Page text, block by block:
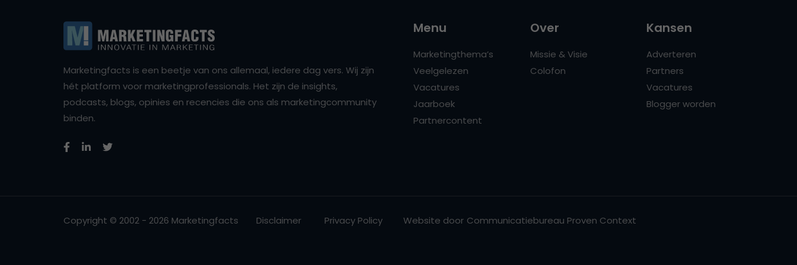
Marketingfacts is een beetje van ons allemaal, iedere dag vers. Wij zijn
hét platform voor marketingprofessionals. Het zijn de insights,
podcasts, blogs, opinies en recencies die ons als marketingcommunity
binden.
Menu
Marketingthema’s
Veelgelezen
Vacatures
Jaarboek
Partnercontent
Over
Missie & Visie
Colofon
Kansen
Adverteren
Partners
Vacatures
Blogger worden
Copyright © 2002 - 2026 Marketingfacts Disclaimer Privacy Policy Website door Communicatiebureau Proven Context